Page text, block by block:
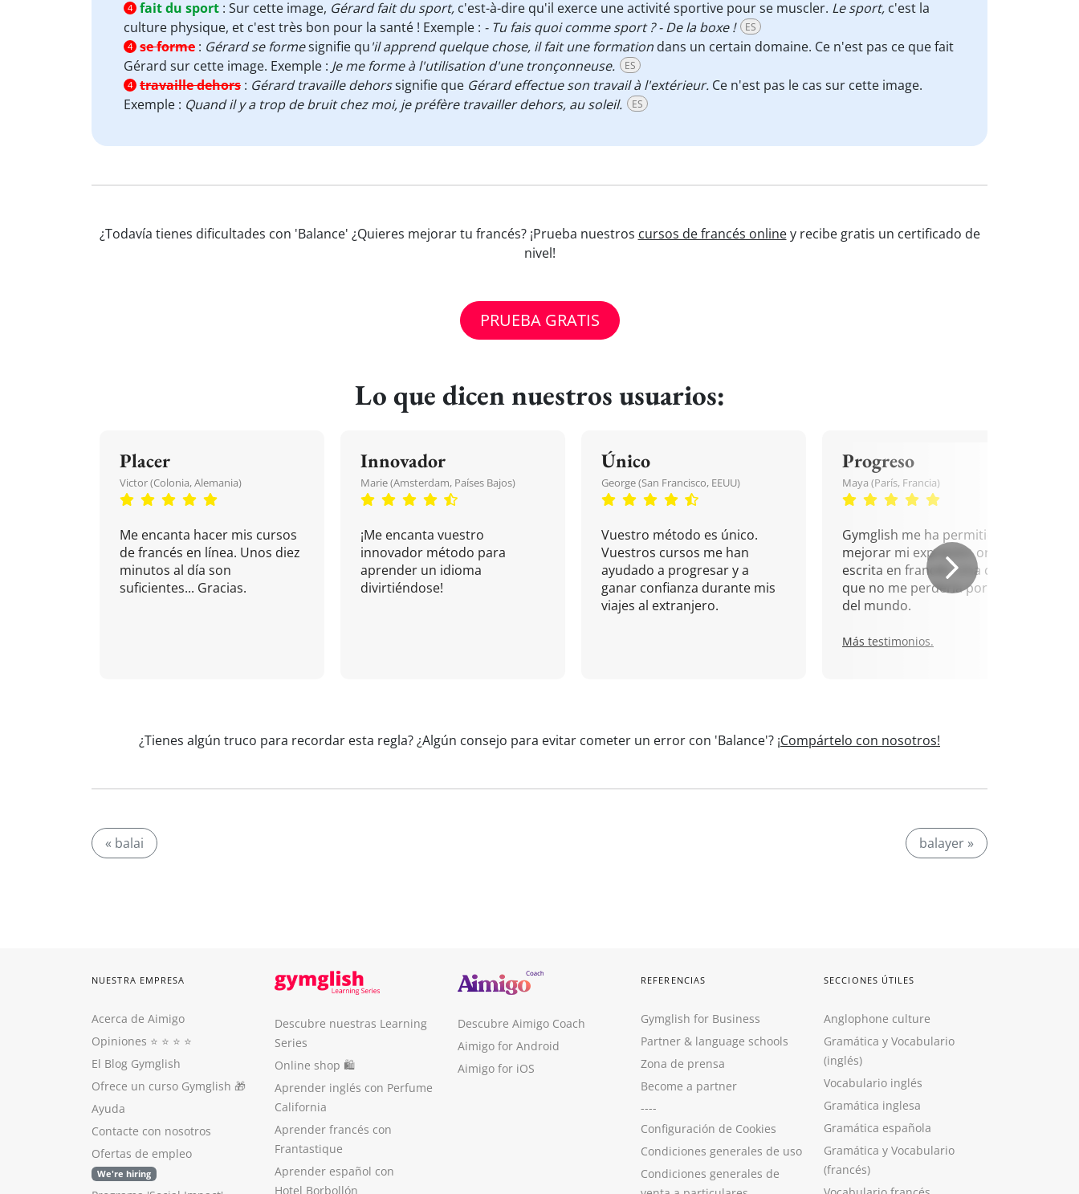
4 fait du sport : Sur cette image, Gérard fait du sport, c'est-à-dire qu'il exerce une activité sportive pour se muscler. Le sport, c'est la
culture physique, et c'est très bon pour la santé ! Exemple : - Tu fais quoi comme sport ? - De la boxe ! ES
4 se forme : Gérard se formesignifie qu'il apprend quelque chose, il fait une formation dans un certain domaine. Ce n'est pas ce que fait
Gérard sur cette image. Exemple : Je me forme à l'utilisation d'une tronçonneuse. ES
4 travaille dehors : Gérard travaille dehorssignifie que Gérard effectue son travail à l'extérieur. Ce n'est pas le cas sur cette image.
Exemple : Quand il y a trop de bruit chez moi, je préfère travailler dehors, au soleil. ES
¿Todavía tienes dificultades con 'Balance' ¿Quieres mejorar tu francés? ¡Prueba nuestros cursos de francés onliney recibe gratis un certificado de
nivel!
PRUEBA GRATIS
Lo que dicen nuestros usuarios:
Placer
Victor (Colonia, Alemania)
Me encanta hacer mis cursos
de francés en línea. Unos diez
minutos al día son
suficientes... Gracias.
Innovador
Marie (Amsterdam, Países Bajos)
¡Me encanta vuestro
innovador método para
aprender un idioma
divirtiéndose!
Único
George (San Francisco, EEUU)
Vuestro método es único.
Vuestros cursos me han
ayudado a progresar y a
ganar confianza durante mis
viajes al extranjero.
Progreso
Maya (París, Francia)
Gymglish me ha permitido
mejorar mi expresión oral y
escrita en francés. Una cita
que no me perdería por nada
del mundo.
Más testimonios.
¿Tienes algún truco para recordar esta regla? ¿Algún consejo para evitar cometer un error con 'Balance'? ¡Compártelo con nosotros!
« balai balayer »
NUESTRA EMPRESA
Acerca de Aimigo
Opiniones ⭐️ ⭐️ ⭐️ ⭐️
El Blog Gymglish
Ofrece un curso Gymglish 🎁
Ayuda
Contacte con nosotros
Ofertas de empleo
We're hiring
Descubre nuestras Learning
Series
Online shop 🛍
Aprender inglés con Perfume
California
Aprender francés con
Frantastique
Aprender español con
Hotel Borbollón
Descubre Aimigo Coach
Aimigo for Android
Aimigo for iOS
REFERENCIAS
Gymglish for Business
Partner & language schools
Zona de prensa
Become a partner
----
Configuración de Cookies
Condiciones generales de uso
Condiciones generales de
SECCIONES ÚTILES
Anglophone culture
Gramática y Vocabulario
(inglés)
Vocabulario inglés
Gramática inglesa
Gramática española
Gramática y Vocabulario
(francés)